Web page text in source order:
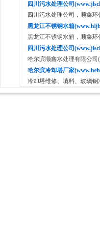
四川污水处理公司
四川污水处理公司，顺鑫环
黑龙江不锈钢水箱
黑龙江不锈钢水箱，顺鑫环
四川污水处理公司
哈尔滨顺鑫水处理有限公司(
哈尔滨冷却塔厂家
冷却塔维修、填料、玻璃钢